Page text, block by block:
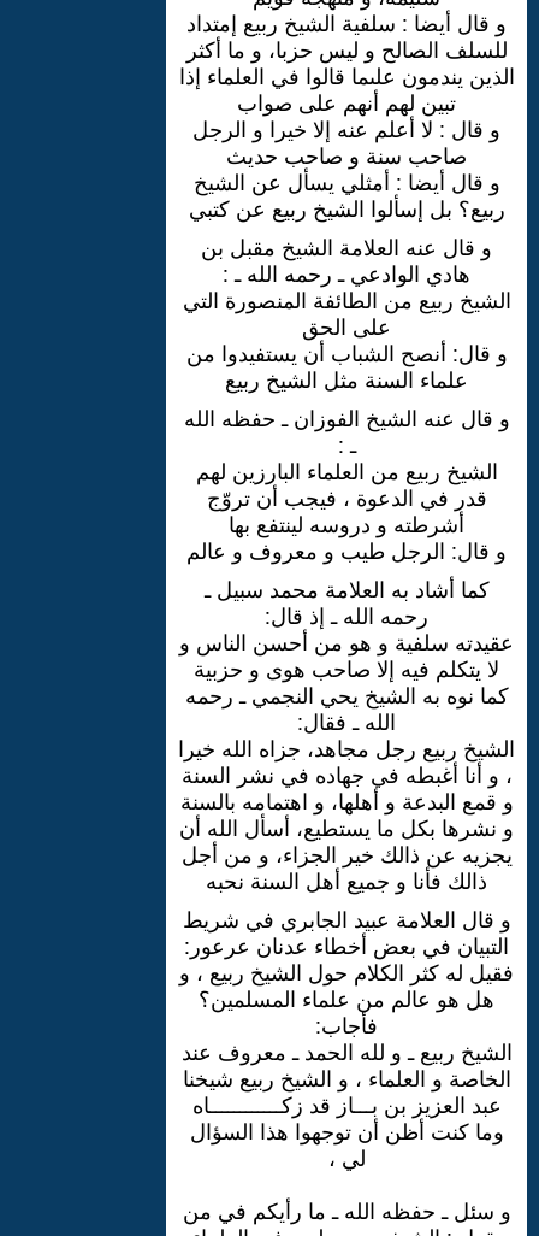
و قال أيضا : سلفية الشيخ ربيع إمتداد
للسلف الصالح و ليس حزبا، و ما أكثر
الذين يندمون علىما قالوا في العلماء إذا
تبين لهم أنهم على صواب
و قال : لا أعلم عنه إلا خيرا و الرجل
صاحب سنة و صاحب حديث
و قال أيضا : أمثلي يسأل عن الشيخ
ربيع؟ بل إسألوا الشيخ ربيع عن كتبي
و قال عنه العلامة الشيخ مقبل بن
هادي الوادعي ـ رحمه الله ـ :
الشيخ ربيع من الطائفة المنصورة التي
على الحق
و قال: أنصح الشباب أن يستفيدوا من
علماء السنة مثل الشيخ ربيع
و قال عنه الشيخ الفوزان ـ حفظه الله
ـ :
الشيخ ربيع من العلماء البارزين لهم
قدر في الدعوة ، فيجب أن تروّج
أشرطته و دروسه لينتفع بها
و قال: الرجل طيب و معروف و عالم
كما أشاد به العلامة محمد سبيل ـ
رحمه الله ـ إذ قال:
عقيدته سلفية و هو من أحسن الناس و
لا يتكلم فيه إلا صاحب هوى و حزبية
كما نوه به الشيخ يحي النجمي ـ رحمه
الله ـ فقال:
الشيخ ربيع رجل مجاهد، جزاه الله خيرا
، و أنا أغبطه في جهاده في نشر السنة
و قمع البدعة و أهلها، و اهتمامه بالسنة
و نشرها بكل ما يستطيع، أسأل الله أن
يجزيه عن ذالك خير الجزاء، و من أجل
ذالك فأنا و جميع أهل السنة نحبه
و قال العلامة عبيد الجابري في شريط
التبيان في بعض أخطاء عدنان عرعور:
فقيل له كثر الكلام حول الشيخ ربيع ، و
هل هو عالم من علماء المسلمين؟
فأجاب:
الشيخ ربيع ـ و لله الحمد ـ معروف عند
الخاصة و العلماء ، و الشيخ ربيع شيخنا
عبد العزيز بن بـــاز قد زكــــــــــــاه
وما كنت أظن أن توجهوا هذا السؤال
لي ،
و سئل ـ حفظه الله ـ ما رأيكم في من